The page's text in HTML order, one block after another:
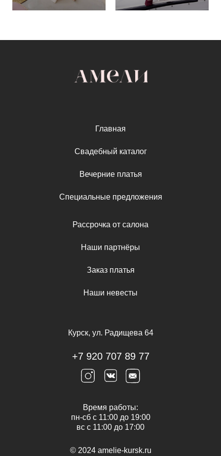
Главная
Свадебный каталог
Вечерние платья
Специальные предложения
Рассрочка от салона
Наши партнёры
Заказ платья
Наши невесты
Курск, ул. Радищева 64
+7 920 707 89 77
Время работы:
пн-сб с 11:00 до 19:00
вс с 11:00 до 17:00
© 2024 amelie-kursk.ru